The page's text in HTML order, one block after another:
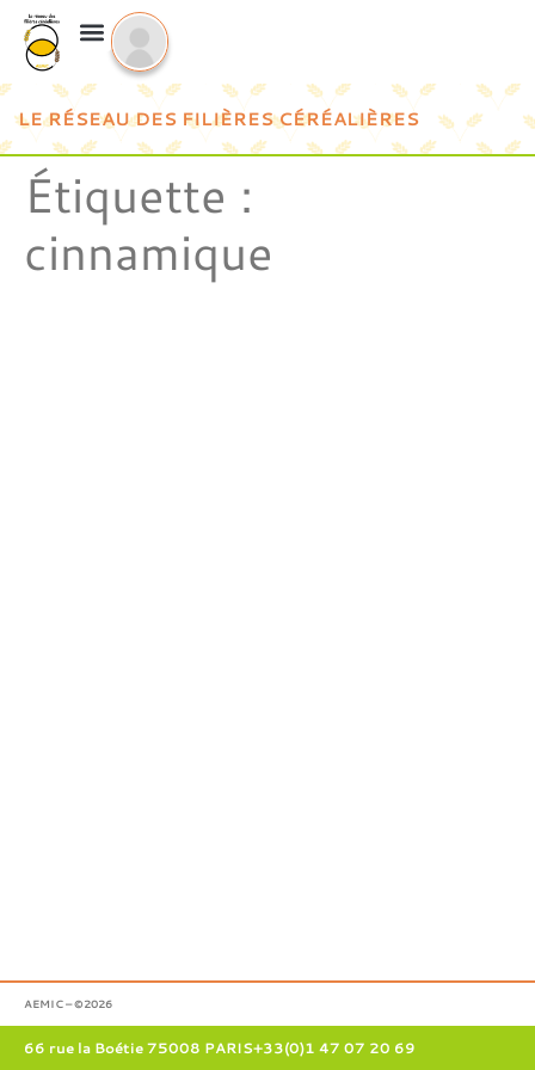
LE RÉSEAU DES FILIÈRES CÉRÉALIÈRES
Étiquette :
cinnamique
AEMIC – ©2026
66 rue la Boétie 75008 PARIS+33(0)1 47 07 20 69